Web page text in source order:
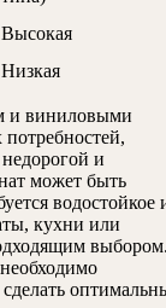
Высокая
Низкая
и виниловыми
и
может быть
водостойкое
кухни или